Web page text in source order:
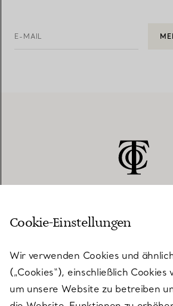
E-MAIL
KUNDENSERVICE
SERVICES
Cookie-Einstellungen
Wir verwenden Cookies und
(„Cookies“), einschließlich
um unsere Website zu betreiben